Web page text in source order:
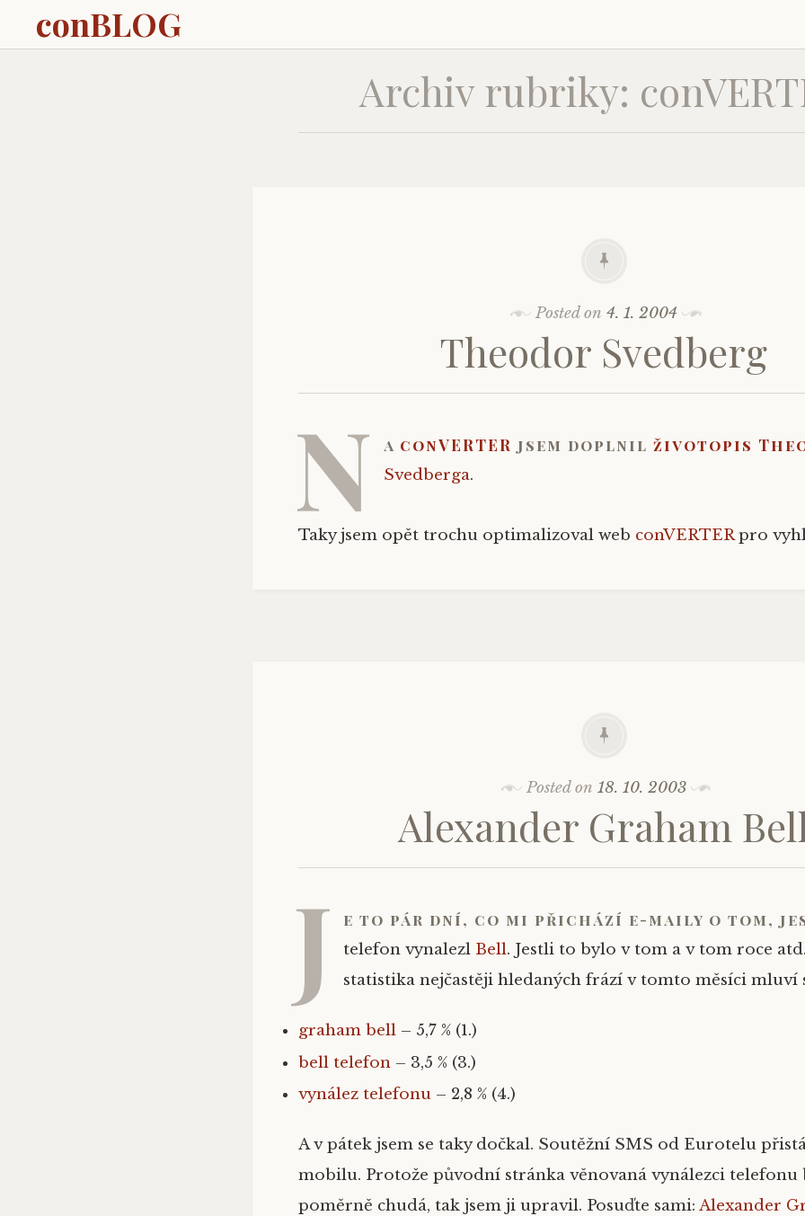
conBLOG
Archiv rubriky:
Posted on4. 1. 2004
Theodor Svedberg
N a conVERTER jsem doplnil životopis
Svedberga.
Taky jsem opět trochu optimalizoval web conVERTERpro
Posted on18. 10. 2003
Alexander Graham
J e to pár dní, co mi přichází e-maily o tom,
telefon vynalezl Bell. Jestli to bylo v tom a v tom roce
statistika nejčastěji hledaných frází v tomto měsíci mluví
graham bell – 5,7 % (1.)
bell telefon – 3,5 % (3.)
vynález telefonu – 2,8 % (4.)
A v pátek jsem se taky dočkal. Soutěžní SMS od Eurotelu
mobilu. Protože původní stránka věnovaná vynálezci telefonu
poměrně chudá, tak jsem ji upravil. Posuďte sami: Alexander